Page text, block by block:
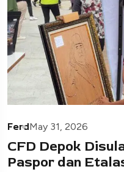
FerdMay 31, 2026
CFD Depok
Paspor dan